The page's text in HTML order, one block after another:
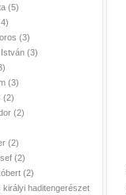
(5)
(3)
(3)
(3)
(2)
(2)
(2)
(2)
(2)
haditengerészet